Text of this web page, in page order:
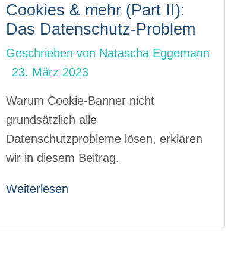
Cookies & mehr (Part II):
Das Datenschutz-Problem
Geschrieben von Natascha Eggemann
23. März 2023
Warum Cookie-Banner nicht
grundsätzlich alle
Datenschutzprobleme lösen, erklären
wir in diesem Beitrag.
Weiterlesen